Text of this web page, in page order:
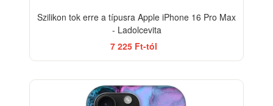
Szilikon tok erre a típusra Apple iPhone 16 Pro Max
- Ladolcevita
7 225 Ft-tól